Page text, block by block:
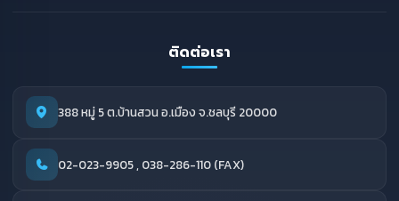
ติดต่อเรา
388 หมู่ 5 ต.บ้านสวน อ.เมือง จ.ชลบุรี 20000
02-023-9905 , 038-286-110 (FAX)